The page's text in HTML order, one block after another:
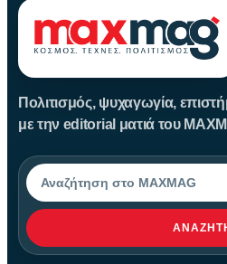
Πολιτισμός, ψυχαγωγία,
με την editorial ματιά του
Αναζήτηση